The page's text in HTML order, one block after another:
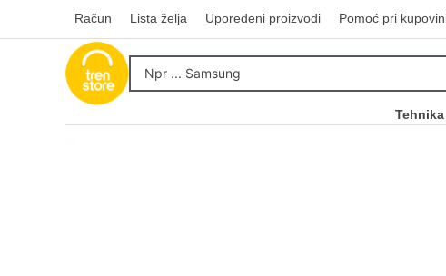
Račun Lista želja Upoređeni proizvodi Pomoć pri
Tehnika